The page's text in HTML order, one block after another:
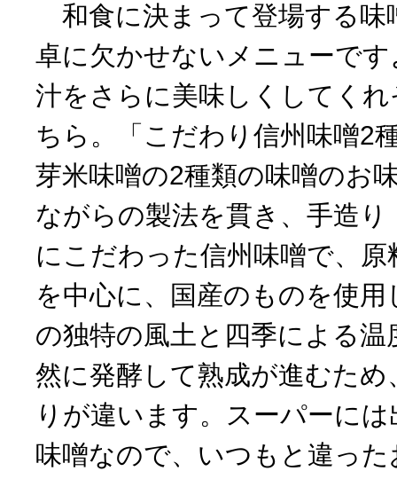
和食に決まって登場する味
卓に欠かせないメニューで
汁をさらに美味しくしてく
ちら。「こだわり信州味噌2
芽米味噌の2種類の味噌のお
ながらの製法を貫き、手造り
にこだわった信州味噌で、
を中心に、国産のものを使
の独特の風土と四季による温
然に発酵して熟成が進むた
りが違います。スーパーに
味噌なので、いつもと違っ